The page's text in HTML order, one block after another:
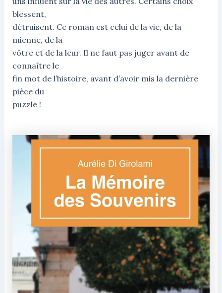
blessent,
détruisent. Ce roman est celui de la vie, de la
mienne, de la
vôtre et de la leur. Il ne faut pas juger avant de
connaître le
fin mot de l’histoire, avant d’avoir mis la dernière
pièce du
puzzle !